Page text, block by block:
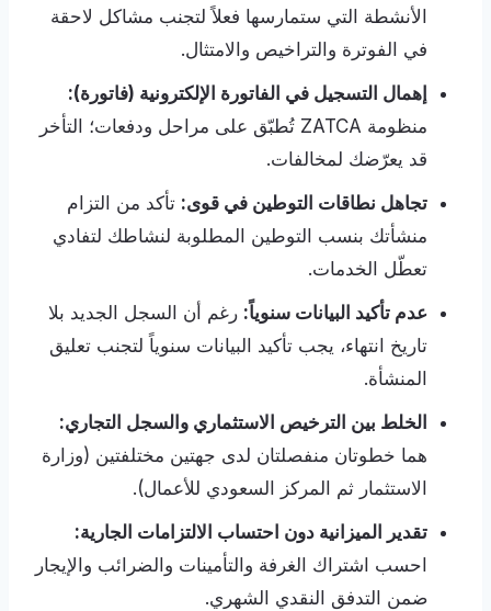
الأنشطة التي ستمارسها فعلاً لتجنب مشاكل لاحقة
في الفوترة والتراخيص والامتثال.
إهمال التسجيل في الفاتورة الإلكترونية (فاتورة):
منظومة ZATCA تُطبّق على مراحل ودفعات؛ التأخر
قد يعرّضك لمخالفات.
تجاهل نطاقات التوطين في قوى: تأكد من التزام
منشأتك بنسب التوطين المطلوبة لنشاطك لتفادي
تعطّل الخدمات.
عدم تأكيد البيانات سنوياً: رغم أن السجل الجديد بلا
تاريخ انتهاء، يجب تأكيد البيانات سنوياً لتجنب تعليق
المنشأة.
الخلط بين الترخيص الاستثماري والسجل التجاري:
هما خطوتان منفصلتان لدى جهتين مختلفتين (وزارة
الاستثمار ثم المركز السعودي للأعمال).
تقدير الميزانية دون احتساب الالتزامات الجارية:
احسب اشتراك الغرفة والتأمينات والضرائب والإيجار
ضمن التدفق النقدي الشهري.